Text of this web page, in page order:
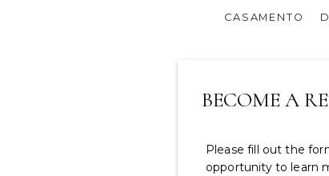
CASAMENTO
BECOME A
Please fill out the
opportunity to learn